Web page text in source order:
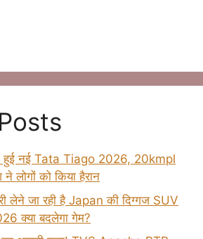
हुई नई Tata Tiago 2026, 20kmpl
लोगों को किया हैरान
लेने जा रही है Japan की दिग्गज SUV
क्या बदलेगा गेम?